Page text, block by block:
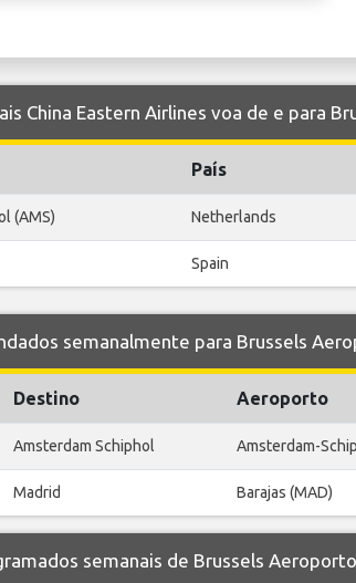
China Eastern Airlines voa de e para
País
(AMS) Netherlands
Spain
semanalmente para Brussels
Destino Aeroporto
Amsterdam Schiphol Amsterdam-
Madrid Barajas (MAD)
semanais de Brussels